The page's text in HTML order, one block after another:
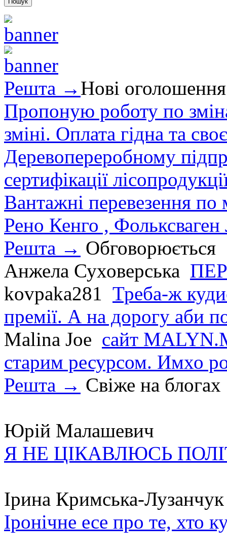
Решта → Нові оголошення
Пропоную роботу по
зміні. Оплата гідна та
Деревопереробному
сертифікації
Вантажні перевезення по
Рено Кенго ,
Решта → Обговорюється
Анжела Суховерська
kovpaka281 Треба-ж
премії. А на дорогу аби
Malina Joe сайт
старим ресурсом. Имхо
Решта → Свіже на блогах
Юрій Малашевич
Я НЕ ЦІКАВЛЮСЬ
Ірина Кримська-Лузанчук
Іронічне есе про те, хто